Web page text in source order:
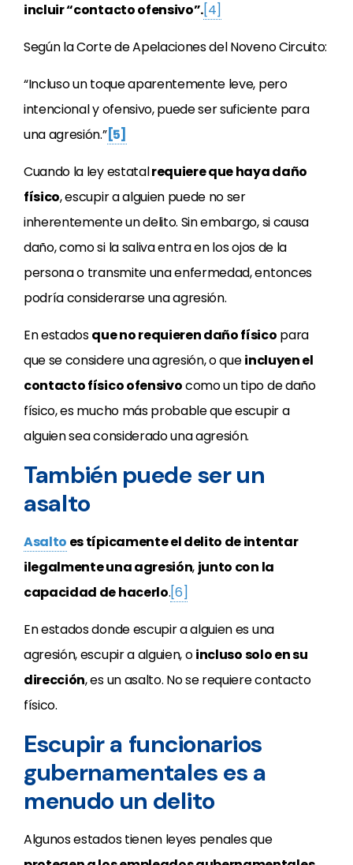
incluir “contacto ofensivo”.[4]
Según la Corte de Apelaciones del Noveno Circuito:
“Incluso un toque aparentemente leve, pero
intencional y ofensivo, puede ser suficiente para
una agresión.”[5]
Cuando la ley estatalrequiere que haya daño
físico, escupir a alguien puede no ser
inherentemente un delito. Sin embargo, si causa
daño, como si la saliva entra en los ojos de la
persona o transmite una enfermedad, entonces
podría considerarse una agresión.
En estadosque no requieren daño físico para
que se considere una agresión, o queincluyen el
contacto físico ofensivocomo un tipo de daño
físico, es mucho más probable que escupir a
alguien sea considerado una agresión.
También puede ser un
asalto
Asalto es típicamente el delito de intentar
ilegalmente una agresión, junto con la
capacidad de hacerlo.[6]
En estados donde escupir a alguien es una
agresión, escupir a alguien, oincluso solo en su
dirección, es un asalto. No se requiere contacto
físico.
Escupir a funcionarios
gubernamentales es a
menudo un delito
Algunos estados tienen leyes penales que